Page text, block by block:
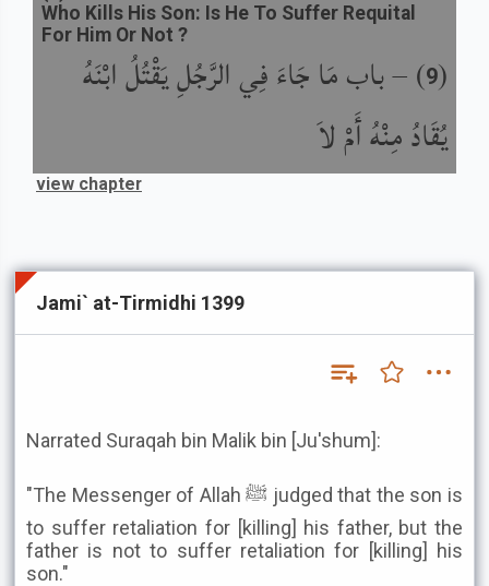
(
9
) –باب مَا جَاءَ فِي الرَّجُلِ يَقْتُلُ ابْنَهُ
يُقَادُ مِنْهُ أَمْ لاَ
Who Kills His Son: Is He To Suffer Requital
For Him Or Not ?
view chapter
Jami` at-Tirmidhi 1399
Narrated Suraqah bin Malik bin [Ju'shum]:
"The Messenger of Allah ﷺ judged that the son is
to suffer retaliation for [killing] his father, but the
father is not to suffer retaliation for [killing] his
son."